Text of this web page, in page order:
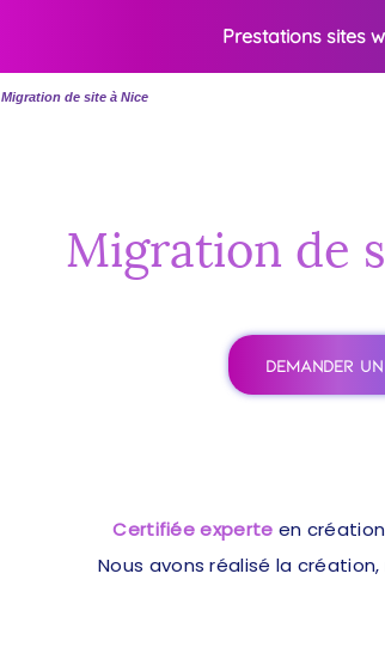
Prestations sites
Migration de site à Nice
Migration de
DEMANDER
Certifiée experte en
Nous avons réalisé la